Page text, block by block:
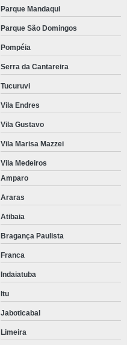
Parque Mandaqui
Parque São Domingos
Pompéia
Serra da Cantareira
Tucuruvi
Vila Endres
Vila Gustavo
Vila Marisa Mazzei
Vila Medeiros
Amparo
Araras
Atibaia
Bragança Paulista
Franca
Indaiatuba
Itu
Jaboticabal
Limeira